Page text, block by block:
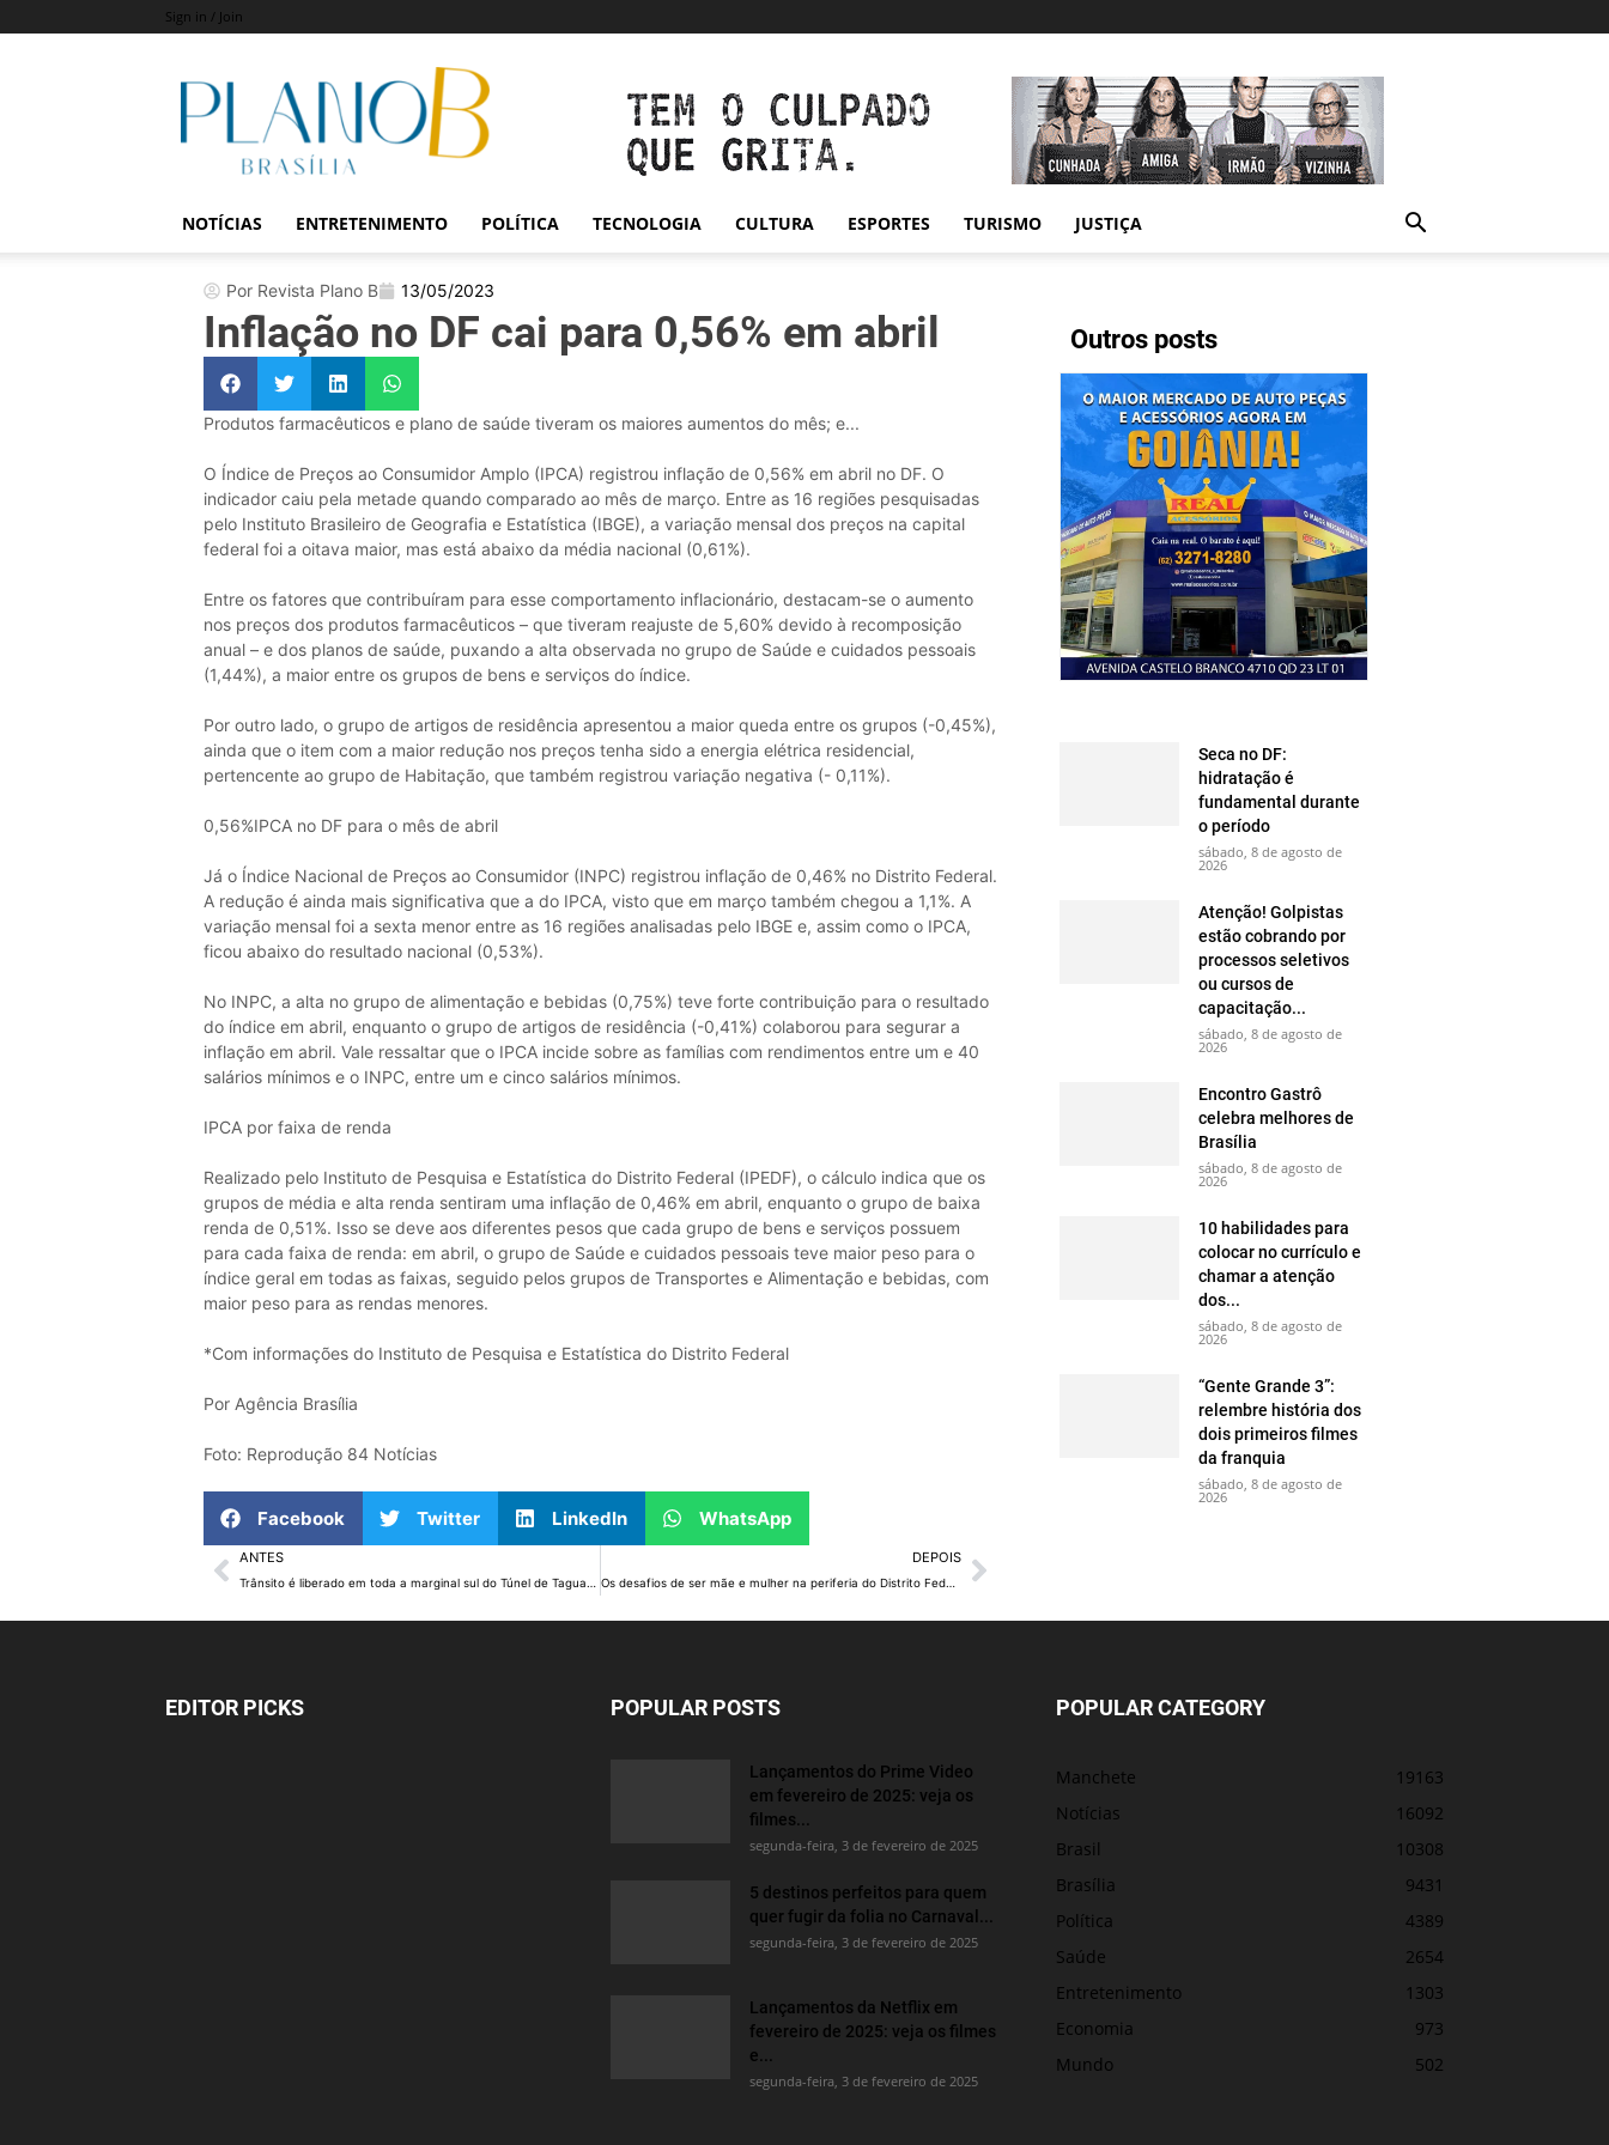
Sign in / Join
Revista
Plano
NOTÍCIAS ENTRETENIMENTO POLÍTICA TECNOLOGIA CULTURA ESPORTES TURISMO JUSTIÇA
Outros posts
Seca no DF:
hidratação é
fundamental durante
o período
sábado, 8 de agosto de
2026
Atenção! Golpistas
estão cobrando por
processos seletivos
ou cursos de
capacitação...
sábado, 8 de agosto de
2026
Encontro Gastrô
celebra melhores de
Brasília
sábado, 8 de agosto de
2026
10 habilidades para
colocar no currículo e
chamar a atenção
dos...
sábado, 8 de agosto de
2026
“Gente Grande 3”:
relembre história dos
dois primeiros filmes
da franquia
sábado, 8 de agosto de
2026
Por Revista Plano B 13/05/2023
Inflação no DF cai para 0,56% em abril
Produtos farmacêuticos e plano de saúde tiveram os maiores aumentos do mês; e...
O Índice de Preços ao Consumidor Amplo (IPCA) registrou inflação de 0,56% em abril no DF. O
indicador caiu pela metade quando comparado ao mês de março. Entre as 16 regiões pesquisadas
pelo Instituto Brasileiro de Geografia e Estatística (IBGE), a variação mensal dos preços na capital
federal foi a oitava maior, mas está abaixo da média nacional (0,61%).
Entre os fatores que contribuíram para esse comportamento inflacionário, destacam-se o aumento
nos preços dos produtos farmacêuticos – que tiveram reajuste de 5,60% devido à recomposição
anual – e dos planos de saúde, puxando a alta observada no grupo de Saúde e cuidados pessoais
(1,44%), a maior entre os grupos de bens e serviços do índice.
Por outro lado, o grupo de artigos de residência apresentou a maior queda entre os grupos (-0,45%),
ainda que o item com a maior redução nos preços tenha sido a energia elétrica residencial,
pertencente ao grupo de Habitação, que também registrou variação negativa (- 0,11%).
0,56%IPCA no DF para o mês de abril
Já o Índice Nacional de Preços ao Consumidor (INPC) registrou inflação de 0,46% no Distrito Federal.
A redução é ainda mais significativa que a do IPCA, visto que em março também chegou a 1,1%. A
variação mensal foi a sexta menor entre as 16 regiões analisadas pelo IBGE e, assim como o IPCA,
ficou abaixo do resultado nacional (0,53%).
No INPC, a alta no grupo de alimentação e bebidas (0,75%) teve forte contribuição para o resultado
do índice em abril, enquanto o grupo de artigos de residência (-0,41%) colaborou para segurar a
inflação em abril. Vale ressaltar que o IPCA incide sobre as famílias com rendimentos entre um e 40
salários mínimos e o INPC, entre um e cinco salários mínimos.
IPCA por faixa de renda
Realizado pelo Instituto de Pesquisa e Estatística do Distrito Federal (IPEDF), o cálculo indica que os
grupos de média e alta renda sentiram uma inflação de 0,46% em abril, enquanto o grupo de baixa
renda de 0,51%. Isso se deve aos diferentes pesos que cada grupo de bens e serviços possuem
para cada faixa de renda: em abril, o grupo de Saúde e cuidados pessoais teve maior peso para o
índice geral em todas as faixas, seguido pelos grupos de Transportes e Alimentação e bebidas, com
maior peso para as rendas menores.
*Com informações do Instituto de Pesquisa e Estatística do Distrito Federal
Por Agência Brasília
Foto: Reprodução 84 Notícias
Facebook Twitter LinkedIn WhatsApp
ANTES DEPOIS
Os desafios de ser mãe e mulher na periferia do Distrito Federal
EDITOR PICKS POPULAR POSTS
Lançamentos do Prime Video
em fevereiro de 2025: veja os
filmes...
segunda-feira, 3 de fevereiro de 2025
5 destinos perfeitos para quem
quer fugir da folia no Carnaval...
segunda-feira, 3 de fevereiro de 2025
Lançamentos da Netflix em
fevereiro de 2025: veja os filmes
e...
segunda-feira, 3 de fevereiro de 2025
POPULAR CATEGORY
Manchete
19163
Notícias
16092
Brasil
10308
Brasília
9431
Política
4389
Saúde
2654
Entretenimento
1303
Economia
973
Mundo
502